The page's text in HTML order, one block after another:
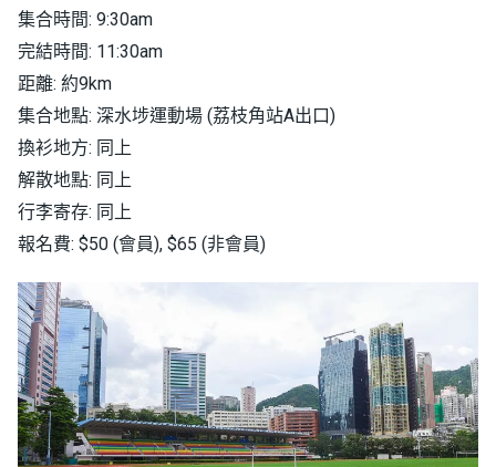
集合時間: 9:30am
完結時間: 11:30am
距離: 約9km
集合地點: 深水埗運動場 (荔枝角站A出口)
換衫地方: 同上
解散地點: 同上
行李寄存: 同上
報名費: $50 (會員), $65 (非會員)